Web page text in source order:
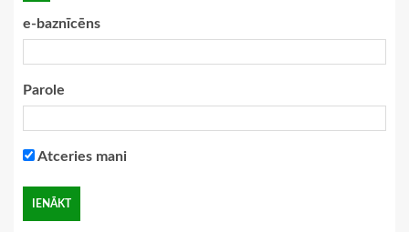
e-baznīcēns
Parole
Atceries mani